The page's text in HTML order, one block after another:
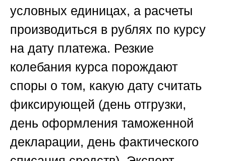
условных единицах, а расчеты
производиться в рублях по курсу
на дату платежа. Резкие
колебания курса порождают
споры о том, какую дату считать
фиксирующей (день отгрузки,
день оформления таможенной
декларации, день фактического